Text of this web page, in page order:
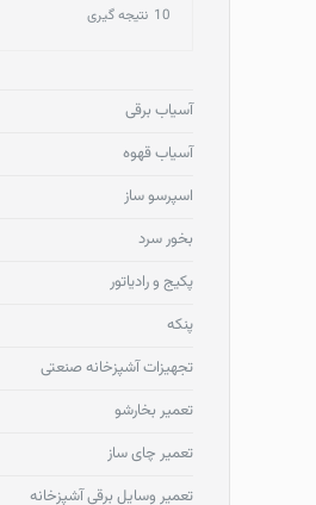
10 نتیجه گیری
آسیاب برقی
آسیاب قهوه
اسپرسو ساز
بخور سرد
پکیج و رادیاتور
پنکه
تجهیزات آشپزخانه صنعتی
تعمیر بخارشو
تعمیر چای ساز
تعمیر وسایل برقی آشپزخانه